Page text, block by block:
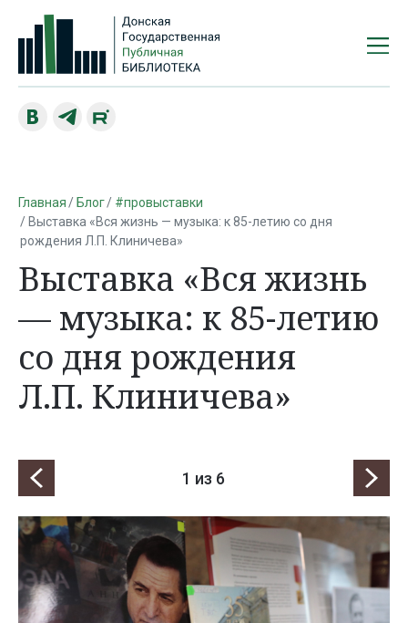
Главная Блог
#провыставки
Выставка «Вся жизнь — музыка: к 85-летию со дня
рождения Л.П. Клиничева»
Выставка «Вся жизнь
— музыка: к 85-летию
со дня рождения
Л.П. Клиничева»
1 из 6